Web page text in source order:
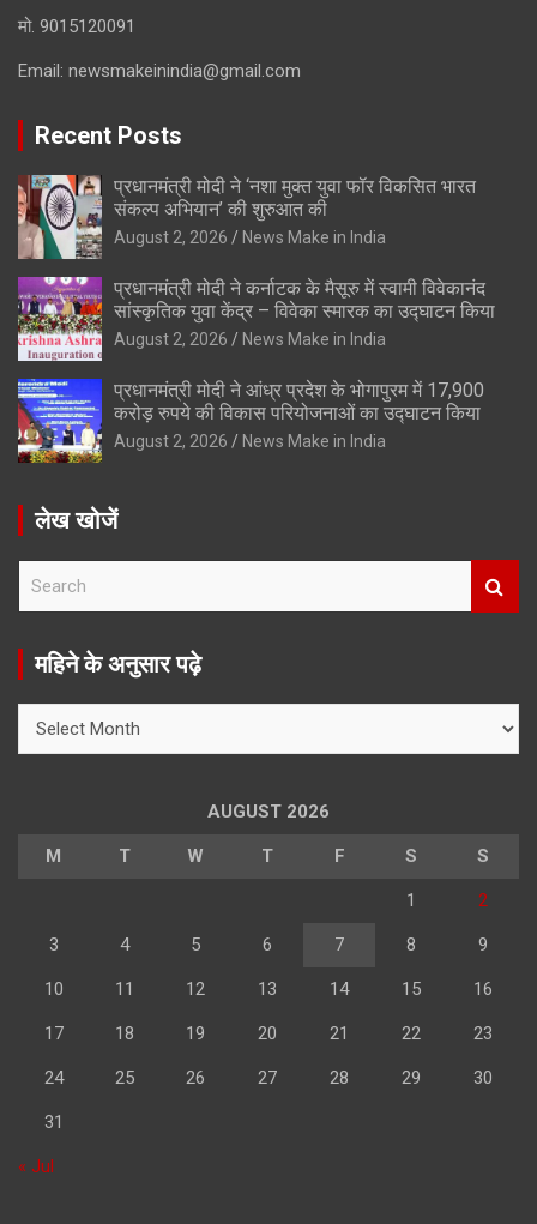
मो. 9015120091
Email: newsmakeinindia@gmail.com
Recent Posts
प्रधानमंत्री मोदी ने ‘नशा मुक्त युवा फॉर विकसित भारत
संकल्प अभियान’ की शुरुआत की
August 2, 2026 News Make in India
प्रधानमंत्री मोदी ने कर्नाटक के मैसूरु में स्वामी विवेकानंद
सांस्कृतिक युवा केंद्र – विवेका स्मारक का उद्घाटन किया
August 2, 2026 News Make in India
प्रधानमंत्री मोदी ने आंध्र प्रदेश के भोगापुरम में 17,900
करोड़ रुपये की विकास परियोजनाओं का उद्घाटन किया
August 2, 2026 News Make in India
लेख खोजें
r
महिने के अनुसार पढ़े
AUGUST 2026
M T W T F S S
1 2
3 4 5 6 7 8 9
10 11 12 13 14 15 16
17 18 19 20 21 22 23
24 25 26 27 28 29 30
31
« Jul